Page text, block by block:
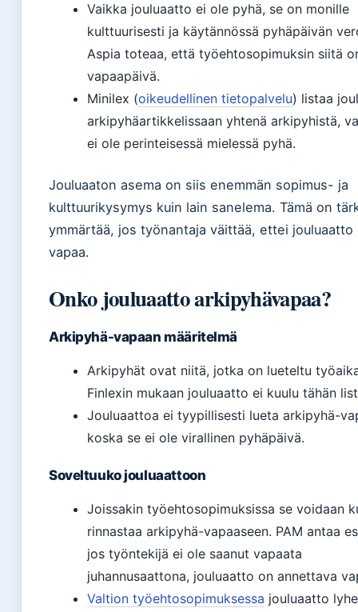
Vaikka jouluaatto ei ole pyhä, se on monille
kulttuurisesti ja käytännössä pyhäpäivän
Aspia toteaa, että työehtosopimuksin siitä
vapaapäivä.
Minilex (oikeudellinen tietopalvelu) listaa
arkipyhäartikkelissaan yhtenä arkipyhistä,
ei ole perinteisessä mielessä pyhä.
Jouluaaton asema on siis enemmän sopimus- ja
kulttuurikysymys kuin lain sanelema. Tämä on
ymmärtää, jos työnantaja väittää, ettei jouluaatto
vapaa.
Onko jouluaatto arkipyhävapaa?
Arkipyhä-vapaan määritelmä
Arkipyhät ovat niitä, jotka on lueteltu
Finlexin mukaan jouluaatto ei kuulu tähän
Jouluaattoa ei tyypillisesti lueta arkipyhä-
koska se ei ole virallinen pyhäpäivä.
Soveltuuko jouluaattoon
Joissakin työehtosopimuksissa se voidaan
rinnastaa arkipyhä-vapaaseen. PAM antaa
jos työntekijä ei ole saanut vapaata
juhannusaattona, jouluaatto on annettava
Valtion työehtosopimuksessa jouluaatto